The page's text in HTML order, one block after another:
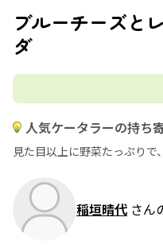
ブルーチーズと
ダ
人気ケータラーの持ち
見た目以上に野菜たっぷりで
稲垣晴代 さん